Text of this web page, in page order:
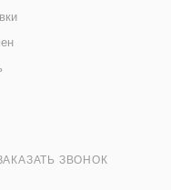
ЗВОНОК